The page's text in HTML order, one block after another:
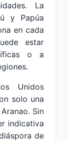
La
y Papúa
en cada
estar
o a
Unidos
solo una
Sin
indicativa
de